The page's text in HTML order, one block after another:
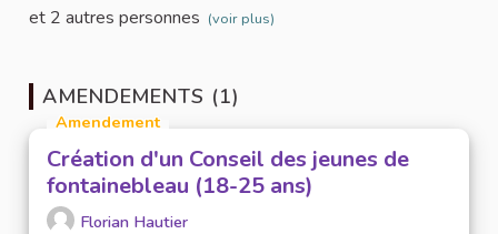
et 2 autres personnes (voir plus)
AMENDEMENTS (1)
Amendement
Création d'un Conseil des jeunes de
fontainebleau (18-25 ans)
Florian Hautier